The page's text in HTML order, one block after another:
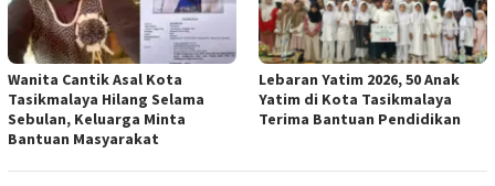
Wanita Cantik Asal Kota
Tasikmalaya Hilang Selama
Sebulan, Keluarga Minta
Bantuan Masyarakat
Lebaran Yatim 2026, 50 Anak
Yatim di Kota Tasikmalaya
Terima Bantuan Pendidikan